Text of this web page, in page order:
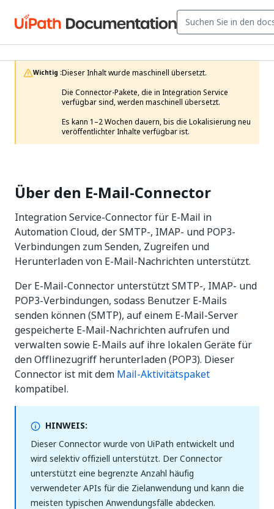
Wichtig :Dieser Inhalt wurde maschinell übersetzt.
Die Connector-Pakete, die in Integration Service
verfügbar sind, werden maschinell übersetzt.
Es kann 1–2 Wochen dauern, bis die Lokalisierung neu
veröffentlichter Inhalte verfügbar ist.
Über den E-Mail-Connector
Integration Service-Connector für E-Mail in
Automation Cloud, der SMTP-, IMAP- und POP3-
Verbindungen zum Senden, Zugreifen und
Herunterladen von E-Mail-Nachrichten unterstützt.
Der E-Mail-Connector unterstützt SMTP-, IMAP- und
POP3-Verbindungen, sodass Benutzer E-Mails
senden können (SMTP), auf einem E-Mail-Server
gespeicherte E-Mail-Nachrichten aufrufen und
verwalten sowie E-Mails auf ihre lokalen Geräte für
den Offlinezugriff herunterladen (POP3). Dieser
Connector ist mit dem Mail-Aktivitätspaket
kompatibel.
HINWEIS:
Dieser Connector wurde von UiPath entwickelt und
wird selektiv offiziell unterstützt. Der Connector
unterstützt eine begrenzte Anzahl häufig
verwendeter APIs für die Zielanwendung und kann die
meisten typischen Anwendungsfälle abdecken.